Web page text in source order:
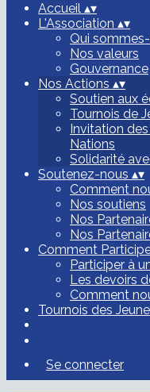
Accueil ▴▾
L'Association ▴▾
Qui
Nos valeurs
Gouvernance
Nos Actions ▴▾
Soutien aux
Tournois de
Invitation
Nations
Solidarité
Soutenez-nous ▴▾
Comment
Nos soutiens
Nos
Nos
Comment
Participer à
Les devoirs
Comment
Tournois des
Se connecter